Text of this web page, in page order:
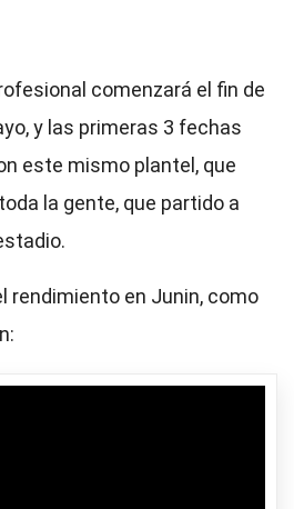
comenzará el fin de
y las primeras 3 fechas
este mismo plantel, que
la gente, que partido a
rendimiento en Junin, como